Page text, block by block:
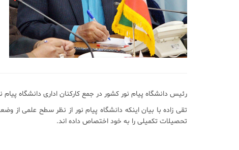
رئیس دانشگاه پیام نور کشور در جمع کارکنان اداری دانشگاه پیام نور استان اصفهان گفت: دانشگاه پیام
تقی زاده با بیان اینکه دانشگاه پیام نور از نظر سطح علمی از
تحصیلات تکمیلی را به خود اختصاص داده اند.